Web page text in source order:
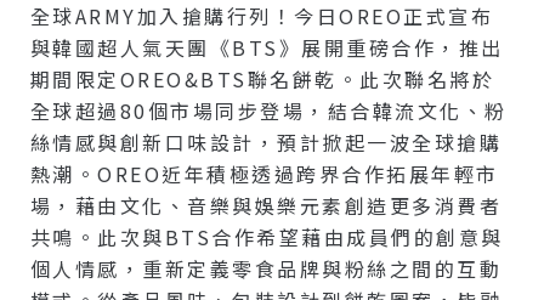
全球ARMY加入搶購行列！今日OREO正式宣布
與韓國超人氣天團《BTS》展開重磅合作，推出
期間限定OREO&BTS聯名餅乾。此次聯名將於
全球超過80個市場同步登場，結合韓流文化、粉
絲情感與創新口味設計，預計掀起一波全球搶購
熱潮。OREO近年積極透過跨界合作拓展年輕市
場，藉由文化、音樂與娛樂元素創造更多消費者
共鳴。此次與BTS合作希望藉由成員們的創意與
個人情感，重新定義零食品牌與粉絲之間的互動